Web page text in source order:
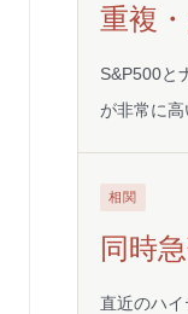
重複
S&P500と
が非常に高
相関
同時
直近のハ